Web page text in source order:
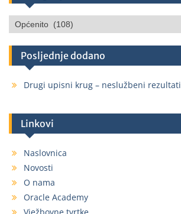
Posljednje dodano
Drugi upisni krug – neslužbeni rezultati
Linkovi
Naslovnica
Novosti
O nama
Oracle Academy